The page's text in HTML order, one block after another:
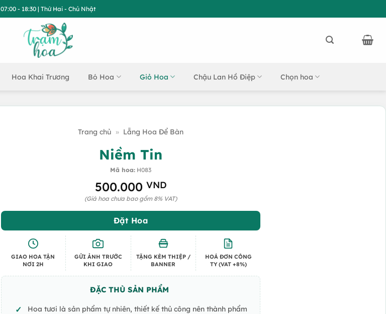
07:00 - 18:30 | Thứ Hai - Chủ Nhật
Hoa Khai Trương Bó Hoa Giỏ Hoa Chậu Lan Hồ Điệp Chọn hoa
Trang chủ » Lẵng Hoa Để Bàn
Niềm Tin
Mã hoa: H083
500.000 VND
(Giá hoa chưa bao gồm 8% VAT)
Đặt Hoa
GIAO HOA TẬN
NƠI 2H
GỬI ẢNH TRƯỚC
KHI GIAO
TẶNG KÈM THIỆP /
BANNER
HOÁ ĐƠN CÔNG
TY (VAT +8%)
ĐẶC THÙ SẢN PHẨM
Hoa tươi là sản phẩm tự nhiên, thiết kế thủ công nên thành phẩm